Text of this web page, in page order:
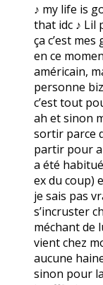
♪ my life is
that idc ♪ Lil
ça c’est
en ce
américain,
personne
c’est tout
ah et sinon
sortir parce
partir pour
a été
ex du coup)
je sais pas
s’incruster
méchant de
vient chez
aucune
sinon pour